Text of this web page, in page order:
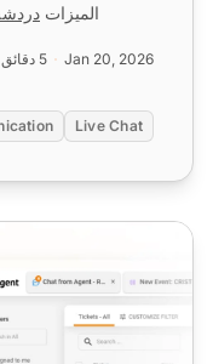
الميزات
Jan 20, 2026 5 دقائق للقراءة
Live Chat
أداة الدردشة